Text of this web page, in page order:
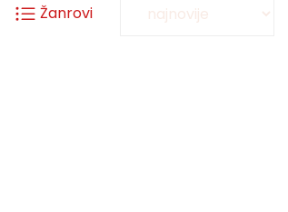
Žanrovi